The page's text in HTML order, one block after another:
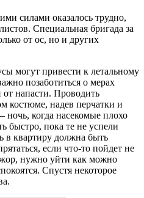
силами оказалось трудно,
Специальная бригада за
от ос, но и других
могут привести к летальному
позаботиться о мерах
от напасти. Проводить
костюме, надев перчатки и
ночь, когда насекомые плохо
быстро, пока те не успели
в квартиру должна быть
если что-то пойдет не
нужно уйти как можно
Спустя некоторое